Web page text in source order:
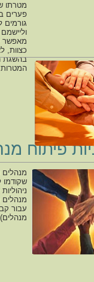
מטרתו
פערים
גורמים
מאפשר
כצוות,
בהשגת
המטרות
פיתוח
מנהלים
שקודמו
מנהלים
עבור